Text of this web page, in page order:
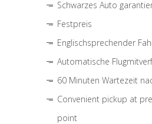
Schwarzes Auto
Festpreis
Englischsprechender
Automatische
60 Minuten Wartezeit
Convenient pickup at
point